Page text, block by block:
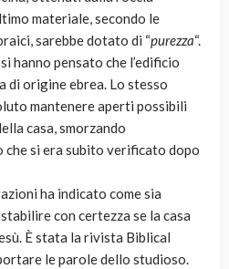
materiale, secondo le
sarebbe dotato di “purezza“.
hanno pensato che l’edificio
di origine ebrea. Lo stesso
mantenere aperti possibili
casa, smorzando
che si era subito verificato dopo
ha indicato come sia
con certezza se la casa
È stata la rivista Biblical
le parole dello studioso.